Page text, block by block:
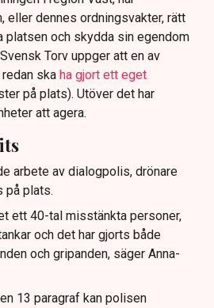
eller dennes ordningsvakter, rätt
platsen och skydda sin egendom
Torv uppger att en av
ska ha gjort ett eget
på plats). Utöver det har
att agera.
arbete av dialogpolis, drönare
på plats.
ett 40-tal misstänkta personer,
och det har gjorts både
och gripanden, säger Anna-
13 paragraf kan polisen